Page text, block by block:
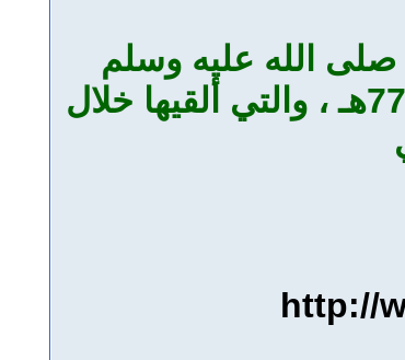
الله عليه وسلم
للحافظ أبي الفداء إسماعيل بن عمر بن كثير الدمشقي المتوفى سنة 774هـ ، والتي ألقيها خلال
http://